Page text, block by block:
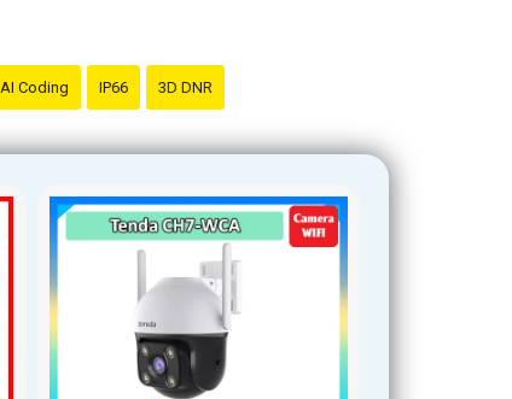
AI Coding IP66 3D DNR